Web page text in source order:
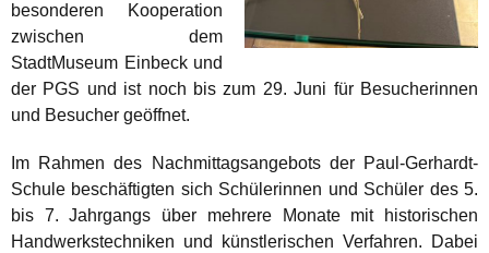
besonderen Kooperation
zwischen dem
StadtMuseum Einbeck und
der PGS und ist noch bis zum 29. Juni für Besucherinnen
und Besucher geöffnet.
Im Rahmen des Nachmittagsangebots der Paul-Gerhardt-
Schule beschäftigten sich Schülerinnen und Schüler des 5.
bis 7. Jahrgangs über mehrere Monate mit historischen
Handwerkstechniken und künstlerischen Verfahren. Dabei